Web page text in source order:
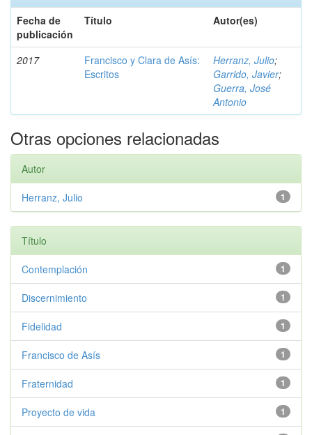
Fecha de
publicación
Título Autor(es)
2017
Francisco y Clara de Asís:
Escritos
Herranz, Julio;
Garrido, Javier;
Guerra, José
Antonio
Otras opciones relacionadas
Autor
1
Herranz, Julio
Título
1
Contemplación
1
Discernimiento
1
Fidelidad
1
Francisco de Asís
1
Fraternidad
1
Proyecto de vida